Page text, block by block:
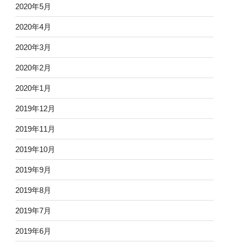
2020年5月
2020年4月
2020年3月
2020年2月
2020年1月
2019年12月
2019年11月
2019年10月
2019年9月
2019年8月
2019年7月
2019年6月